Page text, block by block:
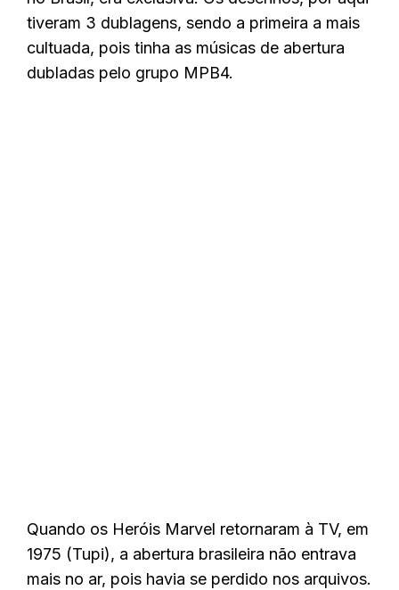
tiveram 3 dublagens, sendo a primeira a mais
cultuada, pois tinha as músicas de abertura
dubladas pelo grupo MPB4.
Quando os Heróis Marvel retornaram à TV, em
1975 (Tupi), a abertura brasileira não entrava
mais no ar, pois havia se perdido nos arquivos.